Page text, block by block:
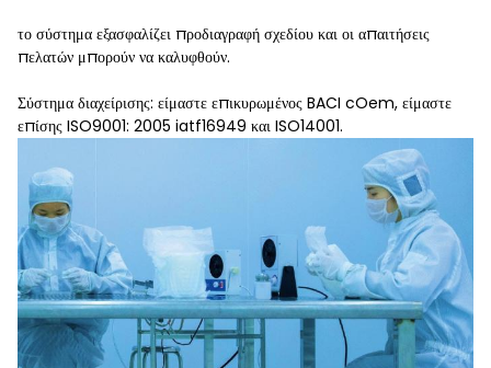
το σύστημα εξασφαλίζει προδιαγραφή σχεδίου και οι απαιτήσεις
πελατών μπορούν να καλυφθούν.
Σύστημα διαχείρισης: είμαστε επικυρωμένος BACI cOem, είμαστε
επίσης ISO9001: 2005 iatf16949 και ISO14001.